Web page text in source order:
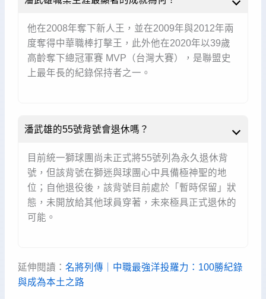
他在2008年奪下新人王，並在2009年與2012年兩
度奪得中華職棒打擊王，此外他在2020年以39歲
高齡奪下總冠軍賽 MVP（台灣大賽），是聯盟史
上最年長的紀錄保持者之一。
潘武雄的55號背號會退休嗎？
目前統一獅球團尚未正式將55號列為永久退休背
號，但該背號在獅迷與球團心中具備極神聖的地
位；自他退役後，該背號目前處於「暫時保留」狀
態，未開放給其他球員穿著，未來極具正式退休的
可能。
延伸閱讀： 名將列傳｜中職最強洋投羅力：100勝紀錄
與成為本土之路